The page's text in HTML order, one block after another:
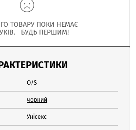
ТОВАРУ ПОКИ НЕМАЄ
БУДЬ ПЕРШИМ!
O/S
чорний
Унісекс